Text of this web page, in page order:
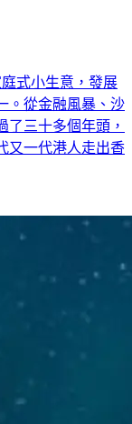
式小生意，發展
。從金融風暴、沙
了三十多個年頭，
又一代港人走出香